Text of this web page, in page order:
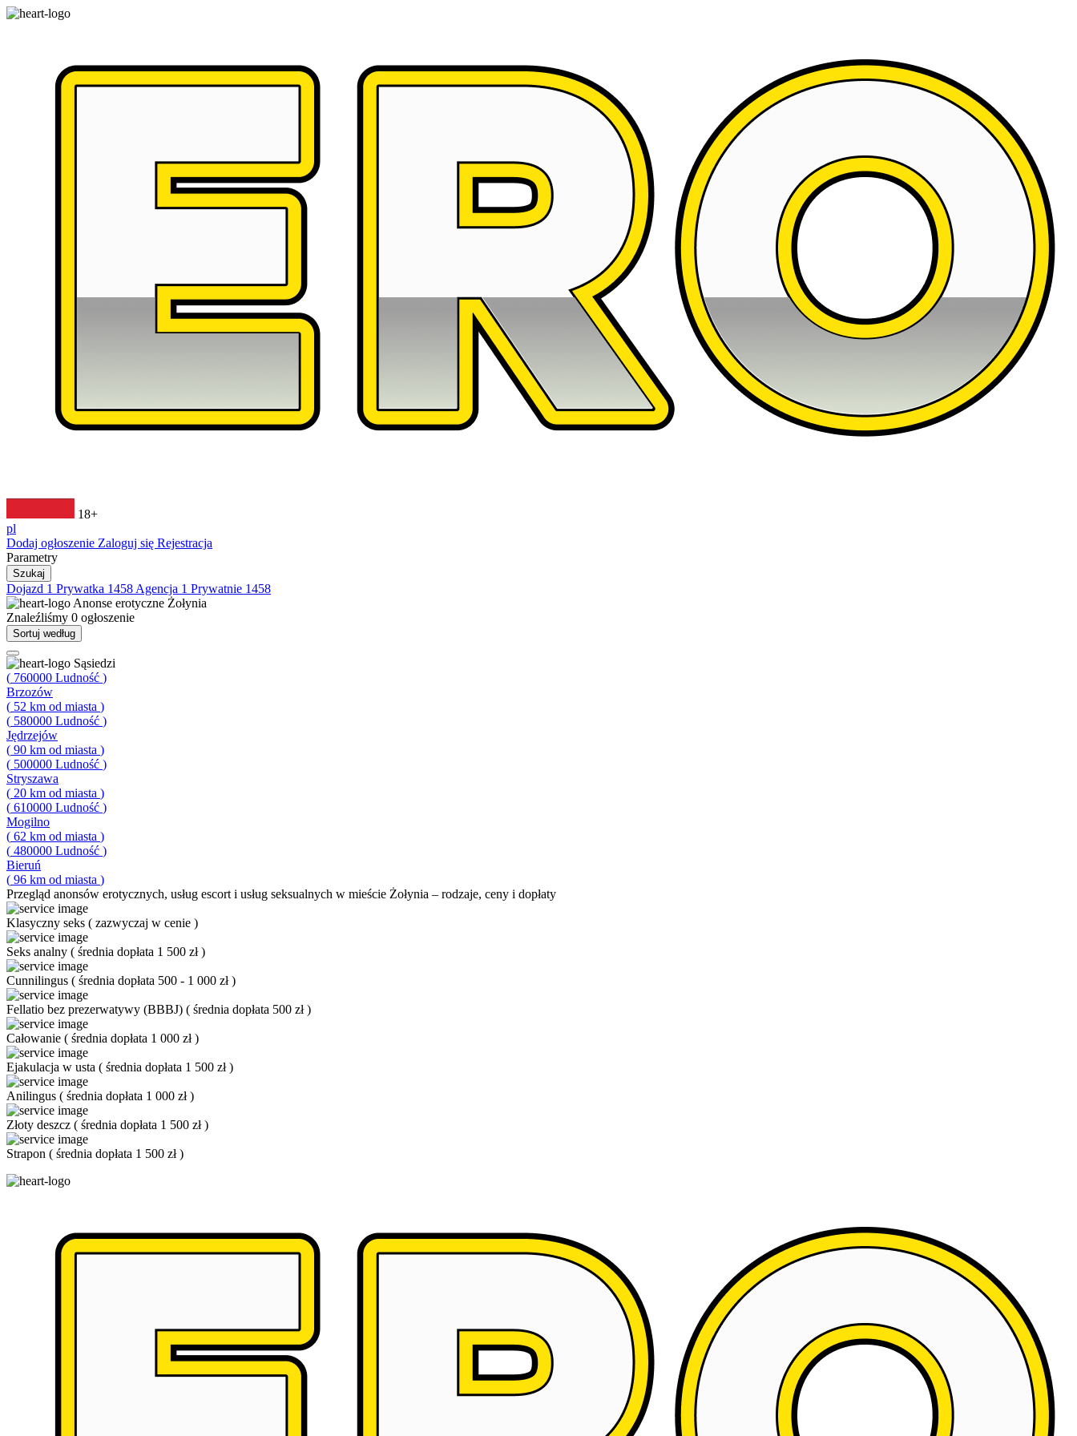
18+
pl
Dodaj ogłoszenie Zaloguj się Rejestracja
Parametry
Szukaj
Dojazd 1 Prywatka 1458 Agencja 1 Prywatnie 1458
Anonse erotyczne Żołynia
Znaleźliśmy 0 ogłoszenie
Sortuj według
Sąsiedzi
( 760000 Ludność )
Brzozów
( 52 km od miasta )
( 580000 Ludność )
Jędrzejów
( 90 km od miasta )
( 500000 Ludność )
Stryszawa
( 20 km od miasta )
( 610000 Ludność )
Mogilno
( 62 km od miasta )
( 480000 Ludność )
Bieruń
( 96 km od miasta )
Przegląd anonsów erotycznych, usług escort i usług seksualnych w mieście Żołynia – rodzaje, ceny i dopłaty
Klasyczny seks ( zazwyczaj w cenie )
Seks analny ( średnia dopłata 1 500 zł)
Cunnilingus ( średnia dopłata 500 - 1 000 zł)
Fellatio bez prezerwatywy (BBBJ) ( średnia dopłata 500 zł)
Całowanie ( średnia dopłata 1 000 zł)
Ejakulacja w usta ( średnia dopłata 1 500 zł)
Anilingus ( średnia dopłata 1 000 zł)
Złoty deszcz ( średnia dopłata 1 500 zł)
Strapon ( średnia dopłata 1 500 zł)